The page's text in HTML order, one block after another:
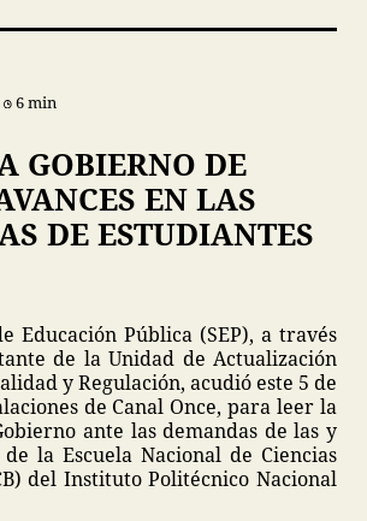
6 min
GOBIERNO DE
EN LAS
DE ESTUDIANTES
Educación Pública (SEP), a través
de la Unidad de Actualización
y Regulación, acudió este 5 de
de Canal Once, para leer la
ante las demandas de las y
la Escuela Nacional de Ciencias
del Instituto Politécnico Nacional